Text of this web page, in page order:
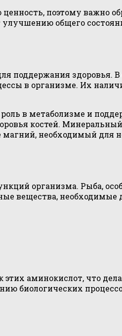
поэтому важно
улучшению общего
поддержания здоровья.
в организме. Их
в метаболизме и
костей.
магний, необходимый
организма. Рыба,
вещества, необходимые
аминокислот, что
биологических